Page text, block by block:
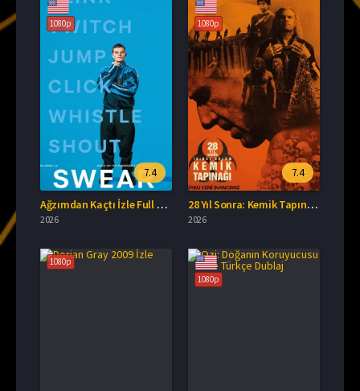
1080p
7.4
Ağzımdan Kaçtı İzle Full HD İzle
2026
1080p
7.4
28 Yıl Sonra: Kemik Tapınağı Türkçe Dublaj İzle
2026
1080p
1080p